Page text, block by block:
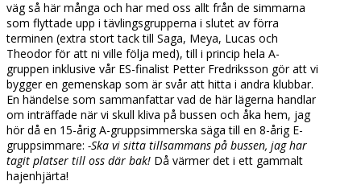
väg så här många och har med oss allt från de simmarna
som flyttade upp i tävlingsgrupperna i slutet av förra
terminen (extra stort tack till Saga, Meya, Lucas och
Theodor för att ni ville följa med), till i princip hela A-
gruppen inklusive vår ES-finalist Petter Fredriksson gör att vi
bygger en gemenskap som är svår att hitta i andra klubbar.
En händelse som sammanfattar vad de här lägerna handlar
om inträffade när vi skull kliva på bussen och åka hem, jag
hör då en 15-årig A-gruppsimmerska säga till en 8-årig E-
gruppsimmare: -Ska vi sitta tillsammans på bussen, jag har
tagit platser till oss där bak! Då värmer det i ett gammalt
hajenhjärta!